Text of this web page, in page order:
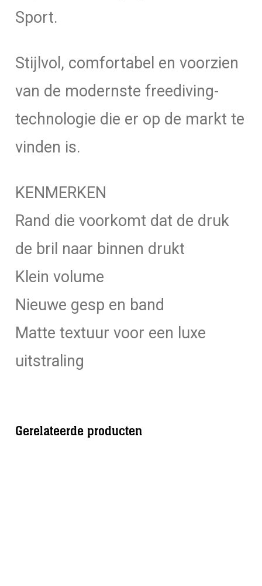
Sport.
Stijlvol, comfortabel en voorzien
van de modernste freediving-
technologie die er op de markt te
vinden is.
KENMERKEN
Rand die voorkomt dat de druk
de bril naar binnen drukt
Klein volume
Nieuwe gesp en band
Matte textuur voor een luxe
uitstraling
Gerelateerde producten